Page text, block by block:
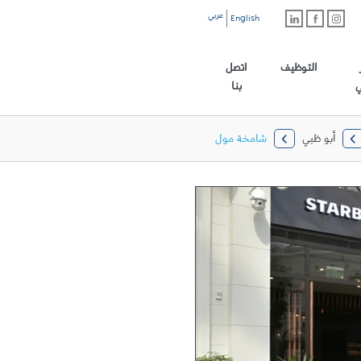
English عربي
التوظيف
اتصل
بنا
أبو ظبي شامخة مول